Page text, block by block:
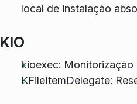
local de instalação
KIO
kioexec:
KFileItemDelegate: